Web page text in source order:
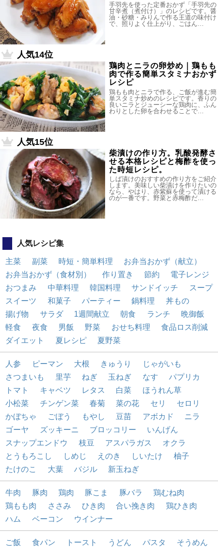
手羽先を使った定番おかず「手羽先の
甘辛煮（煮付け）」のレシピです。醤
油・砂糖・みりんで作る王道の味付け
で、照りよく仕上がり、ごはん…
人気14位
鶏肉とニラの卵炒め｜鶏もも
肉で作る簡単スタミナおかず
レシピ
鶏もも肉とニラで作る、ご飯が進む簡
単スタミナ炒めのレシピです。香りの
良いニラとジューシーな鶏肉に、ふん
わりとした卵を合わせることで…
人気15位
柴漬けの作り方。乳酸発酵さ
せる本格レシピと梅酢を使っ
た時短レシピ。
しば漬けのおすすめの作り方をご紹介
します。美味しい柴漬けを作りたいの
なら、やはり、赤紫蘇を使って漬ける
のが一番です。野菜と赤梅酢だ…
人気レシピ集
主菜 副菜 時短・簡単料理
お弁当おかず（献立）
お弁当おかず（食材別）
作り置き 節約
電子レンジ
おつまみ
中華料理 韓国料理 サンドイッチ
スープ
スイーツ
和菓子 パーティー 鍋料理
丼もの
揚げ物
サラダ 1週間献立 朝食 ランチ
晩御飯
軽食
夜食 男飯 野菜 おせち料理
食品ロス削減
ダイエット
夏レシピ 夏野菜
人参 ピーマン 大根 きゅうり
じゃがいも
さつまいも
里芋 ねぎ 玉ねぎ なす
パプリカ
トマト
キャベツ レタス 白菜
ほうれん草
小松菜
チンゲン菜 春菊 菜の花 セリ
セロリ
かぼちゃ
ごぼう もやし 豆苗 アボカド
ニラ
ゴーヤ
ズッキーニ ブロッコリー
いんげん
スナップエンドウ
枝豆 アスパラガス
オクラ
とうもろこし
しめじ えのき しいたけ
柚子
たけのこ
大葉 バジル 新玉ねぎ
牛肉 豚肉 鶏肉 豚こま 豚バラ
鶏むね肉
鶏もも肉
ささみ ひき肉 合い挽き肉
鶏ひき肉
ハム
ベーコン ウインナー
ご飯 食パン トースト うどん パスタ そうめん